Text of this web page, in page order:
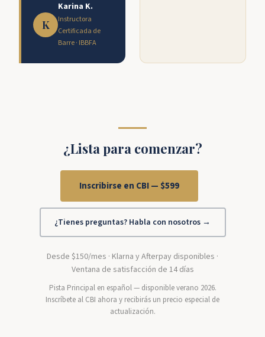
K
Karina K.
Instructora
Certificada de
Barre · IBBFA
¿Lista para comenzar?
Inscribirse en CBI — $599
¿Tienes preguntas? Habla con nosotros →
Desde $150/mes · Klarna y Afterpay disponibles ·
Ventana de satisfacción de 14 días
Pista Principal en español — disponible verano 2026.
Inscríbete al CBI ahora y recibirás un precio especial de
actualización.